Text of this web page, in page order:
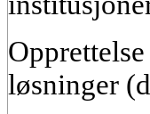
løsninger